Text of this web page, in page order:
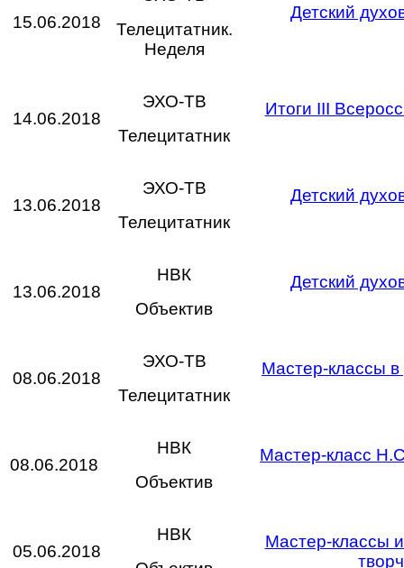
15.06.2018
Телецитатник.
Неделя
Детский
14.06.2018
ЭХО-ТВ
Телецитатник
Итоги III
13.06.2018
ЭХО-ТВ
Телецитатник
Детский
13.06.2018
НВК
Объектив
Детский
08.06.2018
ЭХО-ТВ
Телецитатник
Мастер-классы в
08.06.2018
НВК
Объектив
Мастер-класс
05.06.2018
НВК
Мастер-классы